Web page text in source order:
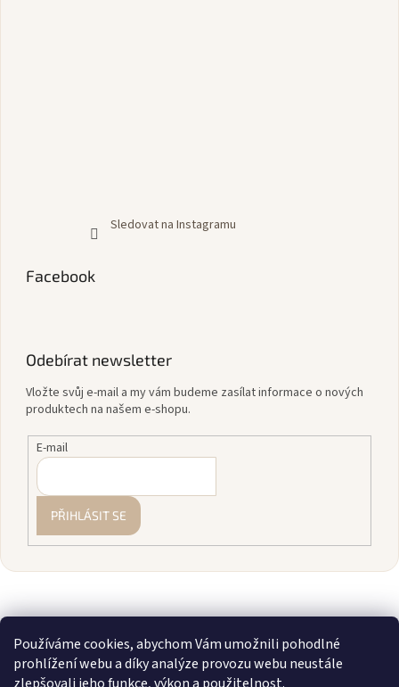
Používáme cookies, abychom Vám umožnili pohodlné
prohlížení webu a díky analýze provozu webu neustále
Sledovat na Instagramu
Facebook
Odebírat newsletter
Vložte svůj e-mail a my vám budeme zasílat informace o nových
produktech na našem e-shopu.
E-mail
PŘIHLÁSIT SE